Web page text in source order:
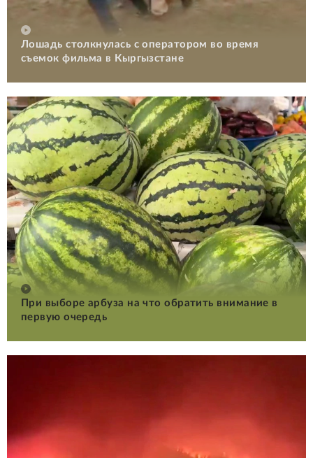
Лошадь столкнулась с оператором во время
съемок фильма в Кыргызстане
При выборе арбуза на что обратить внимание в
первую очередь